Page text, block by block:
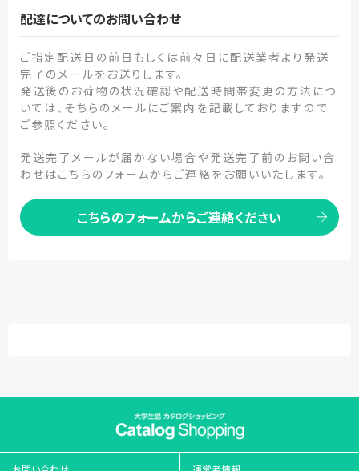
配達についてのお問い合わせ
ご指定配送日の前日もしくは前々日に配送業者より発送
完了のメールをお送りします。
発送後のお荷物の状況確認や配送時間帯変更の方法につ
いては、そちらのメールにご案内を記載しておりますので
ご参照ください。
発送完了メールが届かない場合や発送完了前のお問い合
わせはこちらのフォームからご連絡をお願いいたします。
こちらのフォームからご連絡ください